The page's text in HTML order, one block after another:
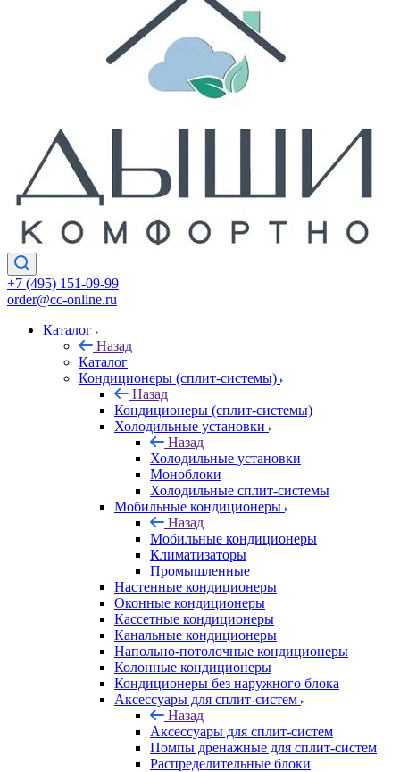
+7 (495) 151-09-99
order@cc-online.ru
Каталог
Назад
Каталог
Кондиционеры (сплит-системы)
Назад
Кондиционеры (сплит-системы)
Холодильные установки
Назад
Холодильные установки
Моноблоки
Холодильные сплит-системы
Мобильные кондиционеры
Назад
Мобильные кондиционеры
Климатизаторы
Промышленные
Настенные кондиционеры
Оконные кондиционеры
Кассетные кондиционеры
Канальные кондиционеры
Напольно-потолочные кондиционеры
Колонные кондиционеры
Кондиционеры без наружного блока
Аксессуары для сплит-систем
Назад
Аксессуары для сплит-систем
Помпы дренажные для сплит-систем
Распределительные блоки